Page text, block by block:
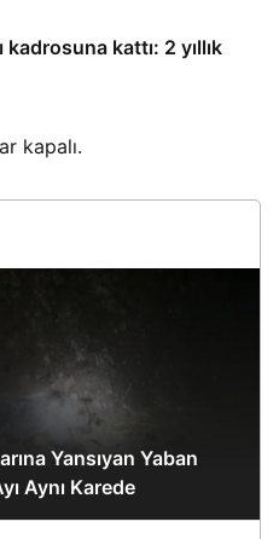
kadrosuna kattı: 2 yıllık
kapalı.
Yansıyan Yaban
Aynı Karede